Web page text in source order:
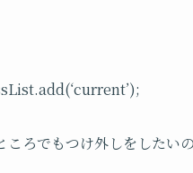
ころでもつけ外しをした